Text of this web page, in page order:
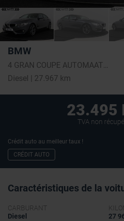
BMW
Diesel | 27.967 km
23.495
TVA non
Crédit auto au meilleur taux !
CRÉDIT AUTO
Caractéristiques de la
CARBURANT
Diesel
27